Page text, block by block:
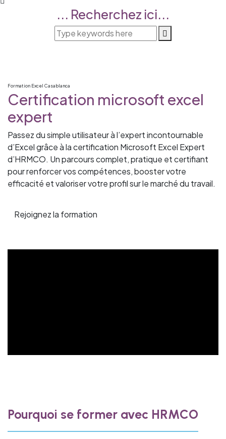
... Recherchez ici...
Formation Excel Casablanca
Certification microsoft excel
expert
Passez du simple utilisateur à l’expert incontournable
d’Excel grâce à la certification Microsoft Excel Expert
d’HRMCO. Un parcours complet, pratique et certifiant
pour renforcer vos compétences, booster votre
efficacité et valoriser votre profil sur le marché du travail.
Rejoignez la formation
Pourquoi se former avec HRMCO